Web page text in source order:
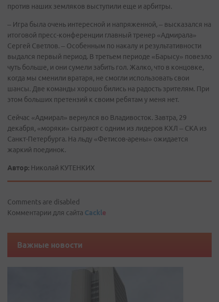
против наших земляков выступили еще и арбитры.
– Игра была очень интересной и напряженной, – высказался на
итоговой пресс-конференции главный тренер «Адмирала»
Сергей Светлов. – Особенным по накалу и результативности
выдался первый период. В третьем периоде «Барысу» повезло
чуть больше, и они сумели забить гол. Жалко, что в концовке,
когда мы сменили вратаря, не смогли использовать свои
шансы. Две команды хорошо бились на радость зрителям. При
этом больших претензий к своим ребятам у меня нет.
Сейчас «Адмирал» вернулся во Владивосток. Завтра, 29
декабря, «моряки» сыграют с одним из лидеров КХЛ – СКА из
Санкт-Петербурга. На льду «Фетисов-арены» ожидается
жаркий поединок.
Автор: Николай КУТЕНКИХ
Comments are disabled
Комментарии для сайта Cackle
Важные новости